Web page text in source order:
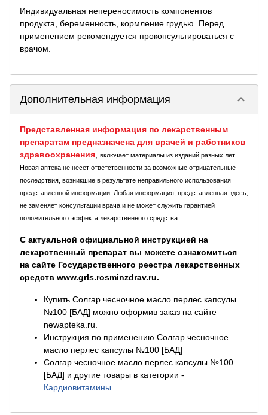
Индивидуальная непереносимость компонентов
продукта, беременность, кормление грудью. Перед
применением рекомендуется проконсультироваться с
врачом.
Дополнительная информация keyboard_arrow_down
Представленная информация по лекарственным
препаратам предназначена для врачей и работников
здравоохранения
включает материалы из изданий разных лет.
Новая аптека не несет ответственности за возможные отрицательные
последствия, возникшие в результате неправильного использования
представленной информации. Любая информация, представленная здесь,
не заменяет консультации врача и не может служить гарантией
положительного эффекта лекарственного средства.
С актуальной официальной инструкцией на
лекарственный препарат вы можете ознакомиться
на сайте Государственного реестра лекарственных
средств www.grls.rosminzdrav.ru.
Купить Солгар чесночное масло перлес капсулы
№100 [БАД] можно оформив заказ на сайте
newapteka.ru.
Инструкция по применению Солгар чесночное
масло перлес капсулы №100 [БАД]
Солгар чесночное масло перлес капсулы №100
[БАД] и другие товары в категории -
Кардиовитамины